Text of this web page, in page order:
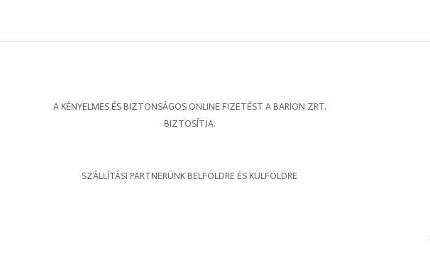
A KÉNYELMES ÉS BIZTONSÁGOS ONLINE FIZETÉST A BARION ZRT.
BIZTOSÍTJA.
SZÁLLÍTÁSI PARTNERÜNK BELFÖLDRE ÉS KÜLFÖLDRE